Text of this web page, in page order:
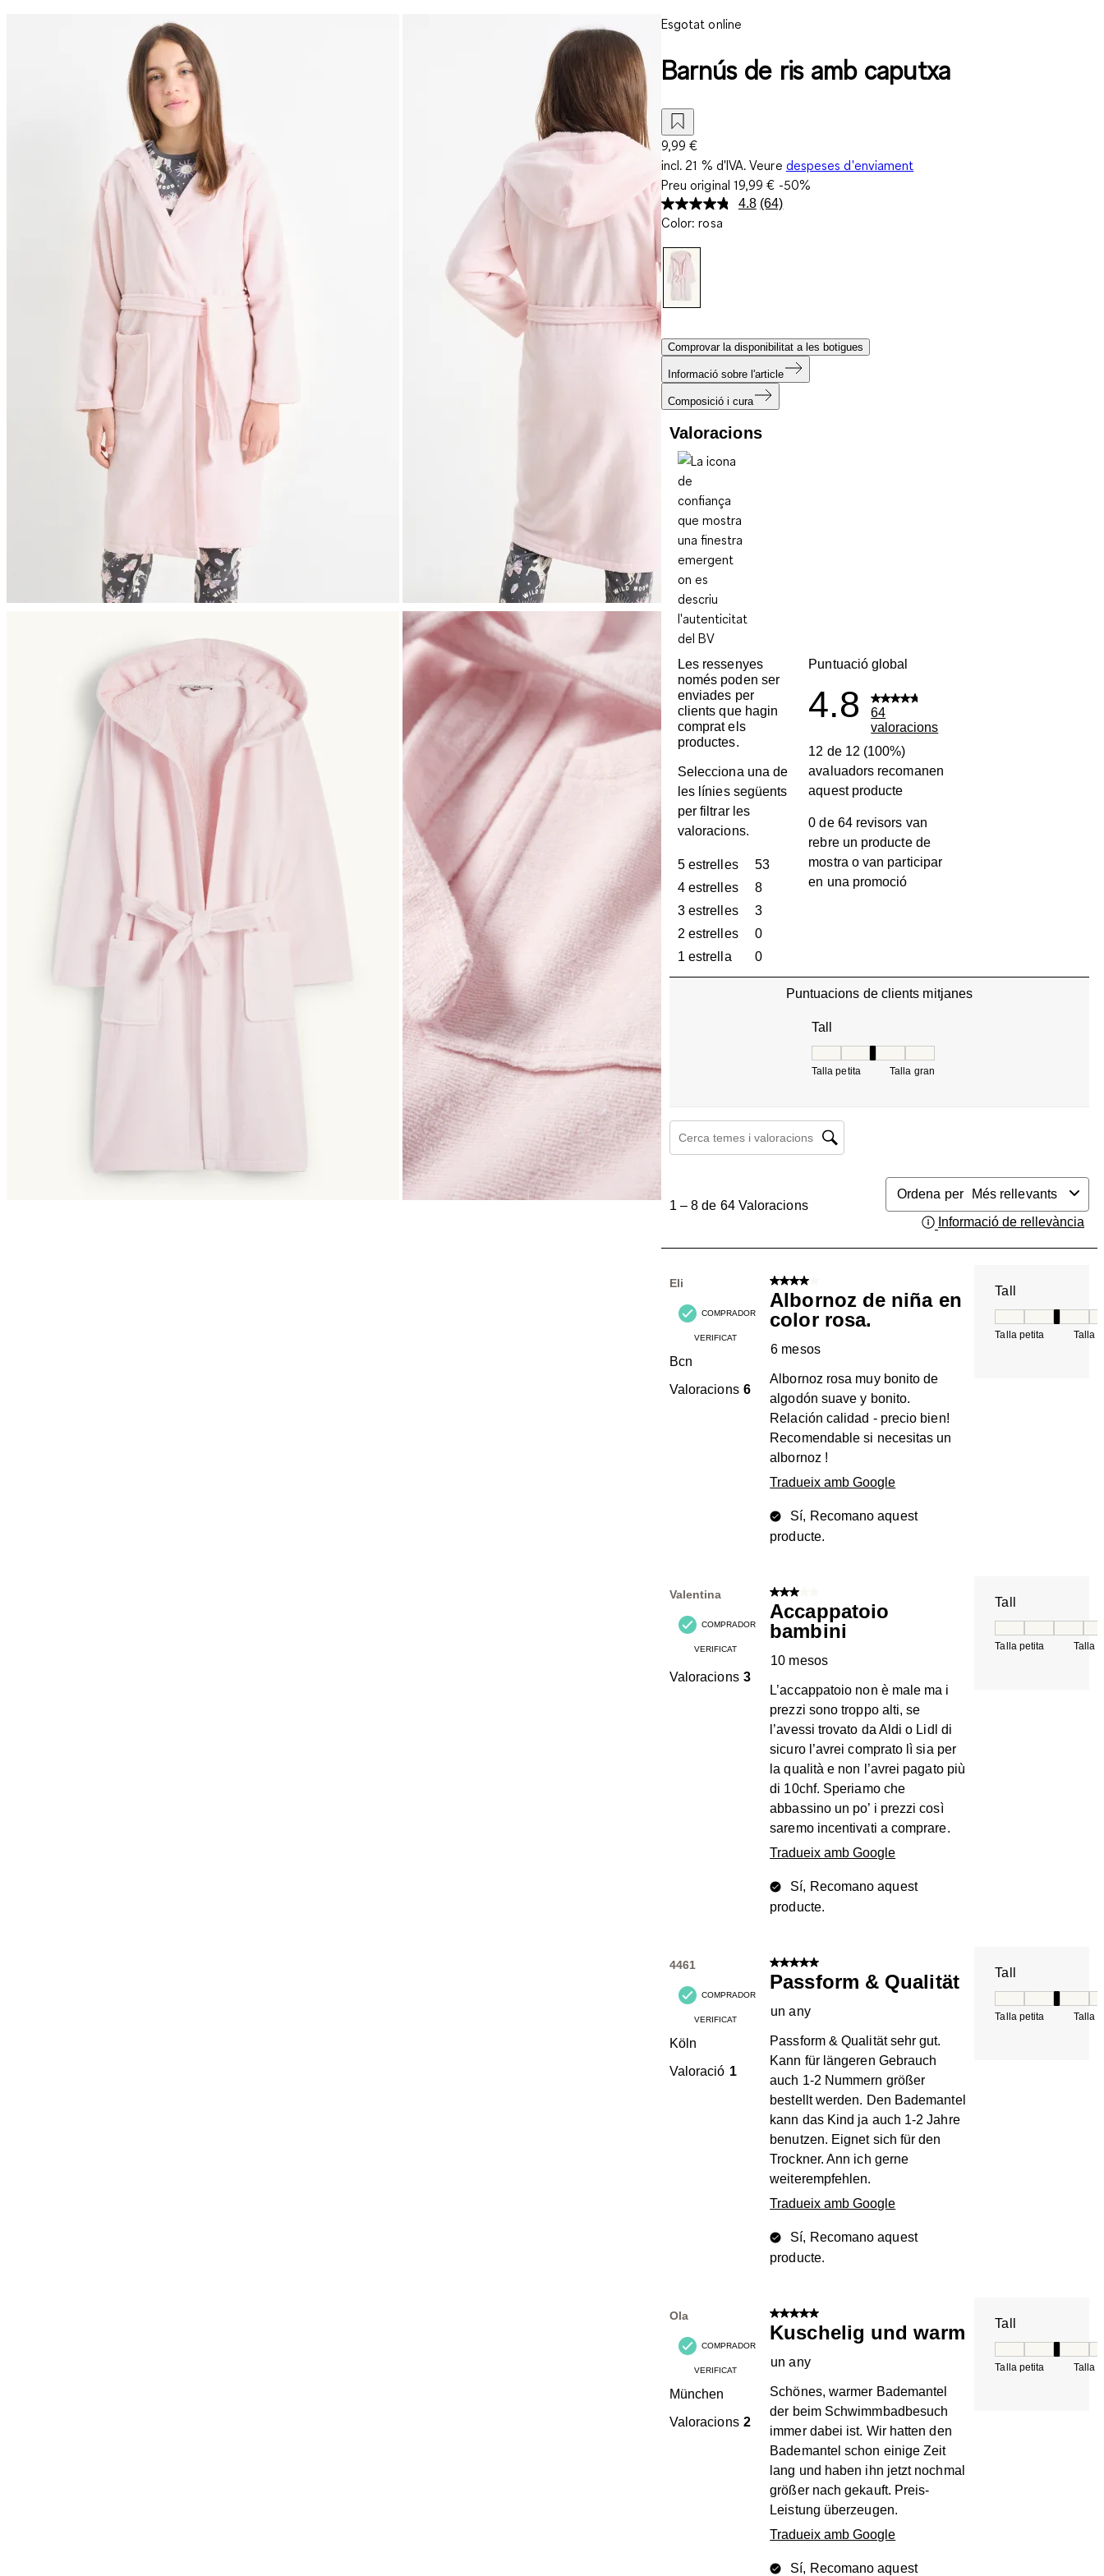
Esgotat online
Barnús de ris amb caputxa
9,99 €
incl. 21 % d'IVA. Veure despeses d'enviament
Preu original 19,99 € -50%
4.8 Llegeix
(64)
Color: rosa
Comprovar la disponibilitat a les botigues
Informació sobre l'article
Composició i cura
Valoracions
Les ressenyes
només poden ser
enviades per
clients que hagin
comprat els
productes.
Selecciona una de
les línies següents
per filtrar les
valoracions.
5 estrellesestrelles
53
53 valoracions amb 5 estrelles.
4 estrellesestrelles
8
8 valoracions amb 4 estrelles.
3 estrellesestrelles
3
3 valoracions amb 3 estrelles.
2 estrellesestrelles
0
0 valoracions amb 2 estrelles.
1 estrellaestrelles
0
0 valoracions amb 1 estrella.
Puntuació global
4.8
64
valoracions
12 de 12 (100%)
avaluadors recomanen
aquest producte
0 de 64 revisors van
rebre un producte de
mostra o van participar
en una promoció
Puntuacions de clients mitjanes
Tall
Talla petita Talla gran
Cerca temes i valoracions regió de cerca
a
Valoracions.
1 – 8 de 64 Valoracions
Ordena per
Més rellevants
Informació de rellevància
Eli
COMPRADOR
VERIFICAT
Bcn
Valoracions 6
4 de 5 estrelles.
Albornoz de niña en
color rosa.
6 mesos
Albornoz rosa muy bonito de
algodón suave y bonito.
Relación calidad - precio bien!
Recomendable si necesitas un
albornoz !
Tradueix amb Google
Sí, Recomano aquest
producte.
Tall
Talla petita Talla
Valentina
COMPRADOR
VERIFICAT
Valoracions 3
3 de 5 estrelles.
Accappatoio
bambini
10 mesos
L’accappatoio non è male ma i
prezzi sono troppo alti, se
l’avessi trovato da Aldi o Lidl di
sicuro l’avrei comprato lì sia per
la qualità e non l’avrei pagato più
di 10chf. Speriamo che
abbassino un po’ i prezzi così
saremo incentivati a comprare.
Tradueix amb Google
Sí, Recomano aquest
producte.
Tall
Talla petita Talla
4461
COMPRADOR
VERIFICAT
Köln
Valoració 1
5 de 5 estrelles.
Passform & Qualität
un any
Passform & Qualität sehr gut.
Kann für längeren Gebrauch
auch 1-2 Nummern größer
bestellt werden. Den Bademantel
kann das Kind ja auch 1-2 Jahre
benutzen. Eignet sich für den
Trockner. Ann ich gerne
weiterempfehlen.
Tradueix amb Google
Sí, Recomano aquest
producte.
Tall
Talla petita Talla
Ola
COMPRADOR
VERIFICAT
München
Valoracions 2
5 de 5 estrelles.
Kuschelig und warm
un any
Schönes, warmer Bademantel
der beim Schwimmbadbesuch
immer dabei ist. Wir hatten den
Bademantel schon einige Zeit
lang und haben ihn jetzt nochmal
größer nach gekauft. Preis-
Leistung überzeugen.
Tradueix amb Google
Sí, Recomano aquest
Tall
Talla petita Talla